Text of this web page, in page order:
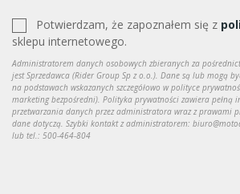
Potwierdzam, że zapoznałem się z
sklepu internetowego.
Administratorem danych osobowych zbieranych za
jest Sprzedawca (Rider Group Sp z o.o.). Dane są lub mogą
na podstawach wskazanych szczegółowo w polityce
marketing bezpośredni). Polityka prywatności zawiera pełną
przetwarzania danych przez administratora wraz z prawami
dane dotyczą. Szybki kontakt z administratorem:
lub tel.: 500-464-804